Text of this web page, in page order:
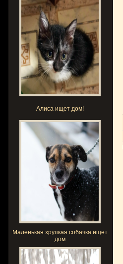
Алиса ищет дом!
Маленькая хрупкая собачка ищет
дом